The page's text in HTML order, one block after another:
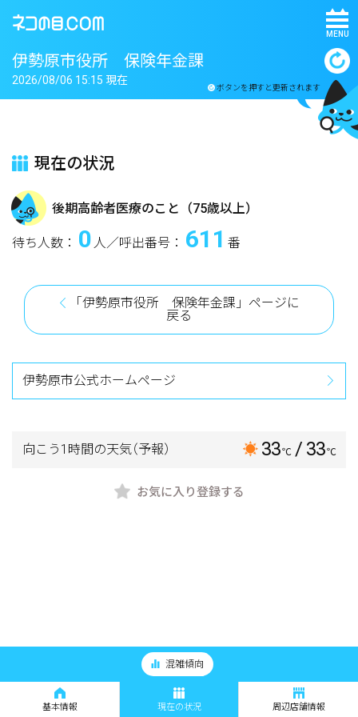
MENU
伊勢原市役所 保険年金課
ボタンを押すと更新されます
2026/08/06 15:15 現在
現在の状況
後期高齢者医療のこと（75歳以上）
待ち人数： 0 人／呼出番号： 611 番
「伊勢原市役所 保険年金課」ページに
戻る
伊勢原市公式ホームページ
向こう1時間の天気（予報） 33℃ / 33℃
お気に入り登録する
混雑傾向
基本情報 現在の状況 周辺店舗情報